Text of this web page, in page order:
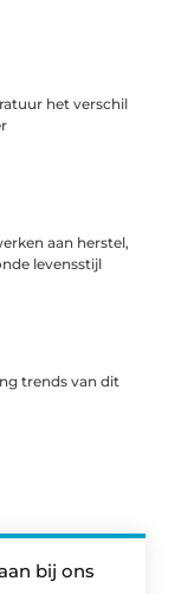
het verschil
aan herstel,
levensstijl
trends van dit
bij ons